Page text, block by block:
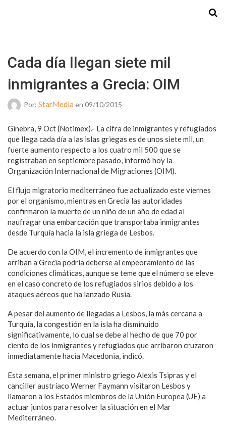
Cada día llegan siete mil
inmigrantes a Grecia: OIM
Por: StarMedia en 09/10/2015
Ginebra, 9 Oct (Notimex).- La cifra de inmigrantes y refugiados
que llega cada día a las islas griegas es de unos siete mil, un
fuerte aumento respecto a los cuatro mil 500 que se
registraban en septiembre pasado, informó hoy la
Organización Internacional de Migraciones (OIM).
El flujo migratorio mediterráneo fue actualizado este viernes
por el organismo, mientras en Grecia las autoridades
confirmaron la muerte de un niño de un año de edad al
naufragar una embarcación que transportaba inmigrantes
desde Turquía hacia la isla griega de Lesbos.
De acuerdo con la OIM, el incremento de inmigrantes que
arriban a Grecia podría deberse al empeoramiento de las
condiciones climáticas, aunque se teme que el número se eleve
en el caso concreto de los refugiados sirios debido a los
ataques aéreos que ha lanzado Rusia.
A pesar del aumento de llegadas a Lesbos, la más cercana a
Turquía, la congestión en la isla ha disminuido
significativamente, lo cual se debe al hecho de que 70 por
ciento de los inmigrantes y refugiados que arribaron cruzaron
inmediatamente hacia Macedonia, indicó.
Esta semana, el primer ministro griego Alexis Tsipras y el
canciller austríaco Werner Faymann visitaron Lesbos y
llamaron a los Estados miembros de la Unión Europea (UE) a
actuar juntos para resolver la situación en el Mar
Mediterráneo.